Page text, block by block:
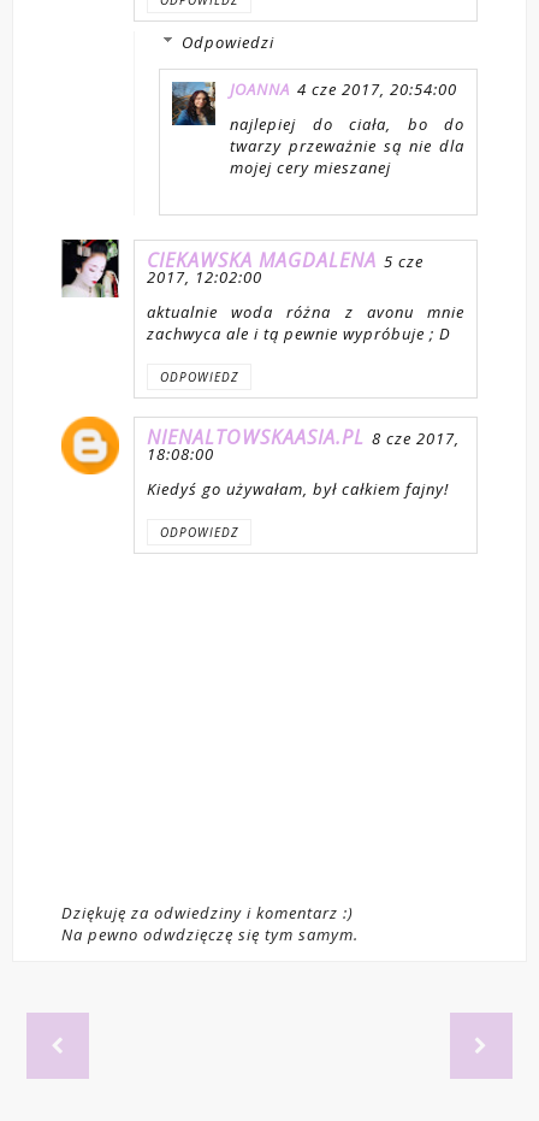
Odpowiedzi
JOANNA 4 cze 2017, 20:54:00
najlepiej do ciała, bo do
twarzy przeważnie są nie dla
mojej cery mieszanej
CIEKAWSKA MAGDALENA 5 cze
2017, 12:02:00
aktualnie woda różna z avonu mnie
zachwyca ale i tą pewnie wypróbuje ; D
ODPOWIEDZ
NIENALTOWSKAASIA.PL 8 cze 2017,
18:08:00
Kiedyś go używałam, był całkiem fajny!
ODPOWIEDZ
Dziękuję za odwiedziny i komentarz :)
Na pewno odwdzięczę się tym samym.